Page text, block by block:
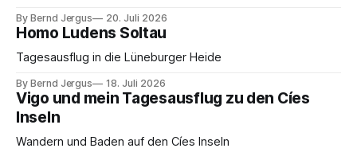
By Bernd Jergus 20. Juli 2026
Homo Ludens Soltau
Tagesausflug in die Lüneburger Heide
By Bernd Jergus 18. Juli 2026
Vigo und mein Tagesausflug zu den Cíes
Inseln
Wandern und Baden auf den Cíes Inseln